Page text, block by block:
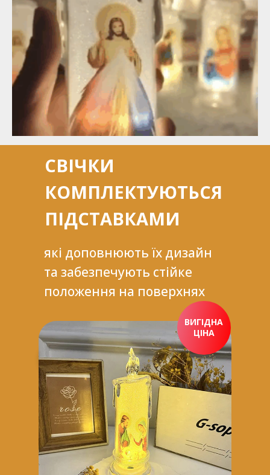
СВІЧКИ
КОМПЛЕКТУЮТЬСЯ
ПІДСТАВКАМИ
які доповнюють їх дизайн
та забезпечують стійке
положення на поверхнях
ПРИДБАТИ ЗАРАЗ
ВИГІДНА
ЦІНА